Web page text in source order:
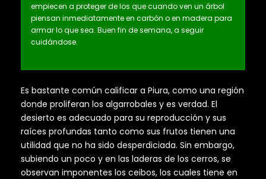
empiecen a proteger de los que cuando ven un árbol
piensan inmediatamente en carbón o en madera para
armar lo que sea. Buen fin de semana, a seguir
cuidándose.
Es bastante común calificar a Piura, como una región
donde proliferan los algarrobales y es verdad. El
desierto es adecuado para su reproducción y sus
raíces profundas tanto como sus frutos tienen una
utilidad que no ha sido desperdiciada. Sin embargo,
subiendo un poco y en las laderas de los cerros, se
observan imponentes los ceibos, los cuales tiene en